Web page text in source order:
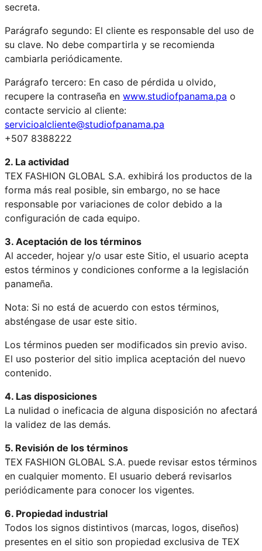
secreta.
Parágrafo segundo: El cliente es responsable del uso de
su clave. No debe compartirla y se recomienda
cambiarla periódicamente.
Parágrafo tercero: En caso de pérdida u olvido,
recupere la contraseña en www.studiofpanama.pa o
contacte servicio al cliente:
servicioalcliente@studiofpanama.pa
+507 8388222
2. La actividad
TEX FASHION GLOBAL S.A. exhibirá los productos de la
forma más real posible, sin embargo, no se hace
responsable por variaciones de color debido a la
configuración de cada equipo.
3. Aceptación de los términos
Al acceder, hojear y/o usar este Sitio, el usuario acepta
estos términos y condiciones conforme a la legislación
panameña.
Nota: Si no está de acuerdo con estos términos,
absténgase de usar este sitio.
Los términos pueden ser modificados sin previo aviso.
El uso posterior del sitio implica aceptación del nuevo
contenido.
4. Las disposiciones
La nulidad o ineficacia de alguna disposición no afectará
la validez de las demás.
5. Revisión de los términos
TEX FASHION GLOBAL S.A. puede revisar estos términos
en cualquier momento. El usuario deberá revisarlos
periódicamente para conocer los vigentes.
6. Propiedad industrial
Todos los signos distintivos (marcas, logos, diseños)
presentes en el sitio son propiedad exclusiva de TEX